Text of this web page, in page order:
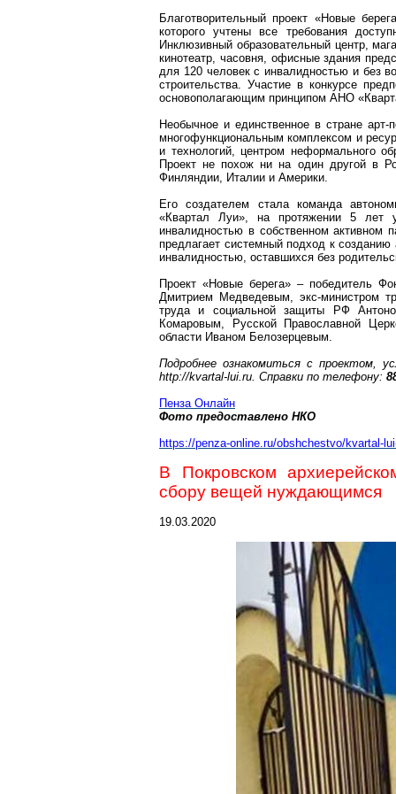
Благотворительный проект «Новые
которого учтены все требования
Инклюзивный образовательный центр,
кинотеатр, часовня, офисные здания
для 120 человек с инвалидностью и без
строительства. Участие в конкурсе
основополагающим принципом АНО
Необычное и единственное в стране арт-
многофункциональным комплексом и
и технологий, центром неформального
Проект не похож ни на один другой в
Финляндии, Италии и Америки.
Его создателем стала команда
«Квартал Луи», на протяжении 5 лет
инвалидностью в собственном активном
предлагает системный подход к
инвалидностью, оставшихся без
Проект «Новые берега» – победитель
Дмитрием Медведевым, экс-министром
труда и социальной защиты РФ
Комаровым, Русской Православной
области Иваном Белозерцевым.
Подробнее ознакомиться с проектом,
http://kvartal-lui.ru. Справки по телефону:
Пенза Онлайн
Фото предоставлено НКО
https://penza-online.ru/obshchestvo/kvartal-
В Покровском
сбору вещей нуждающимся
19.03.2020